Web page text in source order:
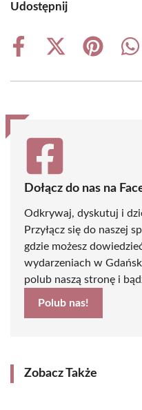
Udostępnij
Share
Share
(Twitter)
Share
Dołącz do nas na
Odkrywaj, dyskutuj i
Przyłącz się do naszej
gdzie możesz
wydarzeniach w
polub naszą stronę i
Polub nas!
Zobacz Także